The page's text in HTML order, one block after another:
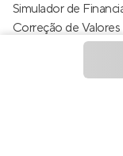
Simulador de
Correção de
Estimativa de valor